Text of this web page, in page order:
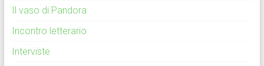
Il vaso di Pandora
Incontro letterario
Interviste